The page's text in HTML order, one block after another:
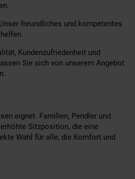
freundliches und kompetentes
Kundenzufriedenheit und
Sie sich von unserem Angebot
eignet. Familien, Pendler und
Sitzposition, die eine
Wahl für alle, die Komfort und